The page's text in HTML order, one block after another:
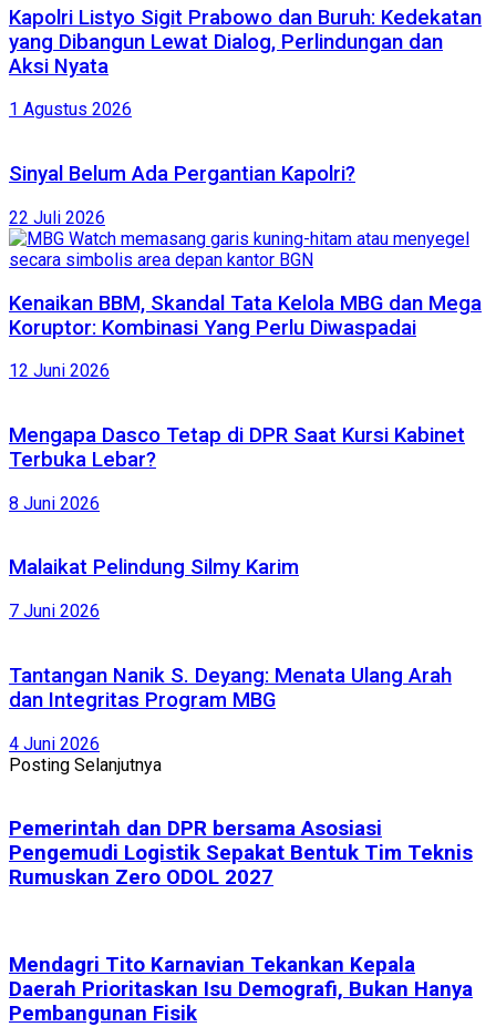
Kapolri Listyo Sigit Prabowo dan Buruh: Kedekatan
yang Dibangun Lewat Dialog, Perlindungan dan
Aksi Nyata
1 Agustus 2026
Sinyal Belum Ada Pergantian Kapolri?
22 Juli 2026
Kenaikan BBM, Skandal Tata Kelola MBG dan Mega
Koruptor: Kombinasi Yang Perlu Diwaspadai
12 Juni 2026
Mengapa Dasco Tetap di DPR Saat Kursi Kabinet
Terbuka Lebar?
8 Juni 2026
Malaikat Pelindung Silmy Karim
7 Juni 2026
Tantangan Nanik S. Deyang: Menata Ulang Arah
dan Integritas Program MBG
4 Juni 2026
Posting Selanjutnya
Pemerintah dan DPR bersama Asosiasi
Pengemudi Logistik Sepakat Bentuk Tim Teknis
Rumuskan Zero ODOL 2027
Mendagri Tito Karnavian Tekankan Kepala
Daerah Prioritaskan Isu Demografi, Bukan Hanya
Pembangunan Fisik